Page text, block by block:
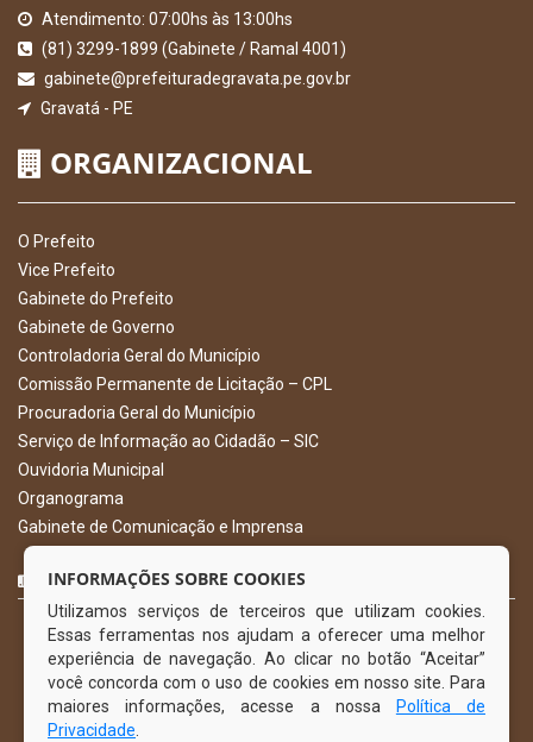
Atendimento: 07:00hs às 13:00hs
(81) 3299-1899 (Gabinete / Ramal 4001)
gabinete@prefeituradegravata.pe.gov.br
Gravatá - PE
ORGANIZACIONAL
O Prefeito
Vice Prefeito
Gabinete do Prefeito
Gabinete de Governo
Controladoria Geral do Município
Comissão Permanente de Licitação – CPL
Procuradoria Geral do Município
Serviço de Informação ao Cidadão – SIC
Ouvidoria Municipal
Organograma
Gabinete de Comunicação e Imprensa
CURTA NOSSA FAN PAGE
INFORMAÇÕES SOBRE COOKIES
Utilizamos serviços de terceiros que utilizam cookies.
Essas ferramentas nos ajudam a oferecer uma melhor
experiência de navegação. Ao clicar no botão “Aceitar”
você concorda com o uso de cookies em nosso site. Para
maiores informações, acesse a nossa
Política de
Privacidade